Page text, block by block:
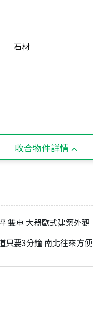
石材
收合物件詳情
雙車 大器歐式建築外觀
只要3分鐘 南北往來方便